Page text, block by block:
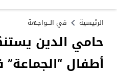
الرئيسية في الـــواجهة
حامي الدين
أطفال